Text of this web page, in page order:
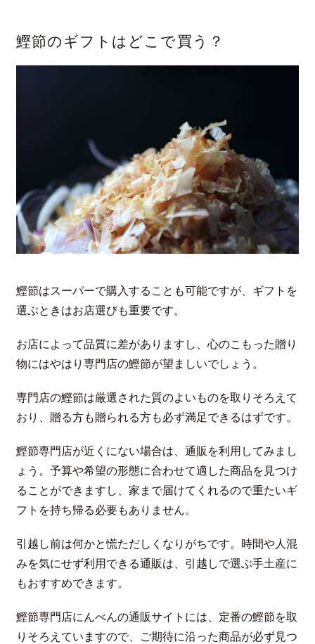
鰹節のギフトはどこで買う？
鰹節はスーパーで購入することも可能ですが、ギフトを
選ぶときはお店選びも重要です。
お店によって品質に差がありますし、心のこもった贈り
物にはやはり専門店の鰹節が望ましいでしょう。
専門店の鰹節は厳選された質のよいものを取りそろえて
おり、贈る方も贈られる方も必ず満足できるはずです。
鰹節専門店が近くにない場合は、通販を利用してみまし
ょう。予算や希望の形態に合わせて適した商品を見つけ
ることができますし、家まで届けてくれるので重たいギ
フトを持ち帰る必要もありません。
引越し前は何かと慌ただしくなりがちです。時間や人混
みを気にせず利用できる通販は、引越しで選ぶ手土産に
もおすすめできます。
鰹節専門店にんべんの通販サイトには、定番の鰹節を取
りそろえていますので、ご期待に沿った商品が必ず見つ